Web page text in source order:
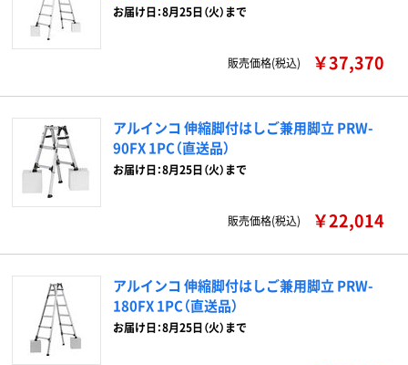
お届け日：8月25日（火）まで
販売価格(税込) ￥37,370
アルインコ 伸縮脚付はしご兼用脚立 PRW-
90FX 1PC（直送品）
お届け日：8月25日（火）まで
販売価格(税込) ￥22,014
アルインコ 伸縮脚付はしご兼用脚立 PRW-
180FX 1PC（直送品）
お届け日：8月25日（火）まで